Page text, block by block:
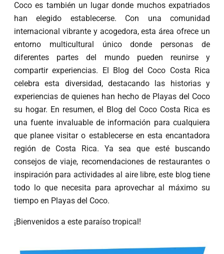
Coco es también un lugar donde muchos expatriados
han elegido establecerse. Con una comunidad
internacional vibrante y acogedora, esta área ofrece un
entorno multicultural único donde personas de
diferentes partes del mundo pueden reunirse y
compartir experiencias. El Blog del Coco Costa Rica
celebra esta diversidad, destacando las historias y
experiencias de quienes han hecho de Playas del Coco
su hogar. En resumen, el Blog del Coco Costa Rica es
una fuente invaluable de información para cualquiera
que planee visitar o establecerse en esta encantadora
región de Costa Rica. Ya sea que esté buscando
consejos de viaje, recomendaciones de restaurantes o
inspiración para actividades al aire libre, este blog tiene
todo lo que necesita para aprovechar al máximo su
tiempo en Playas del Coco.
¡Bienvenidos a este paraíso tropical!